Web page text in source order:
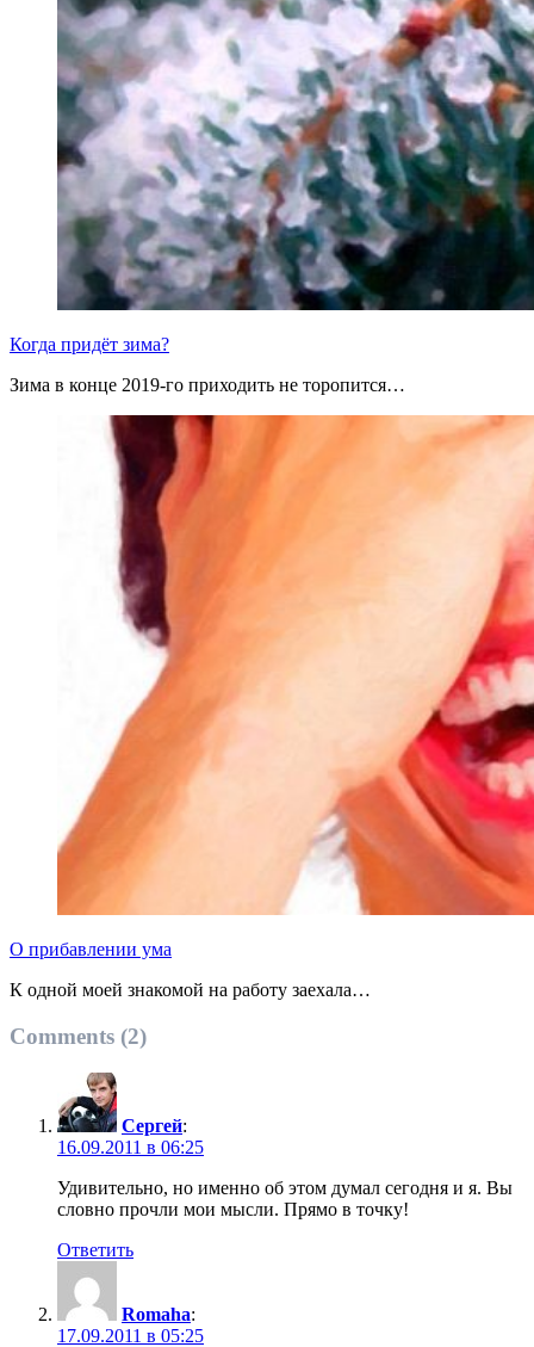
Когда придёт зима?
Зима в конце 2019-го приходить не торопится…
О прибавлении ума
К одной моей знакомой на работу заехала…
Comments (2)
Сергей:
16.09.2011 в 06:25
Удивительно, но именно об этом думал сегодня и я. Вы
словно прочли мои мысли. Прямо в точку!
Ответить
Romaha:
17.09.2011 в 05:25